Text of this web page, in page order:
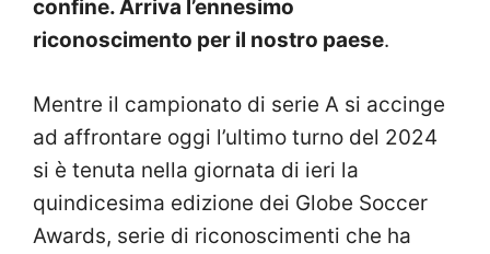
confine. Arriva l’ennesimo
riconoscimento per il nostro paese.
Mentre il campionato di serie A si accinge
ad affrontare oggi l’ultimo turno del 2024
si è tenuta nella giornata di ieri la
quindicesima edizione dei Globe Soccer
Awards, serie di riconoscimenti che ha